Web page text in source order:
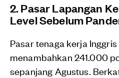
2. Pasar Lapangan
Level Sebelum
Pasar tenaga kerja
menambahkan 241.000
sepanjang Agustus.